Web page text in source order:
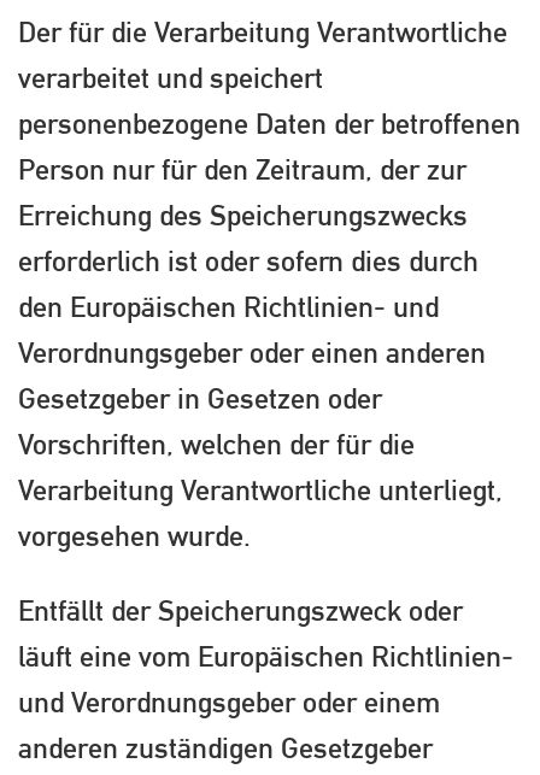
Der für die Verarbeitung Verantwortliche
verarbeitet und speichert
personenbezogene Daten der betroffenen
Person nur für den Zeitraum, der zur
Erreichung des Speicherungszwecks
erforderlich ist oder sofern dies durch
den Europäischen Richtlinien- und
Verordnungsgeber oder einen anderen
Gesetzgeber in Gesetzen oder
Vorschriften, welchen der für die
Verarbeitung Verantwortliche unterliegt,
vorgesehen wurde.
Entfällt der Speicherungszweck oder
läuft eine vom Europäischen Richtlinien-
und Verordnungsgeber oder einem
anderen zuständigen Gesetzgeber